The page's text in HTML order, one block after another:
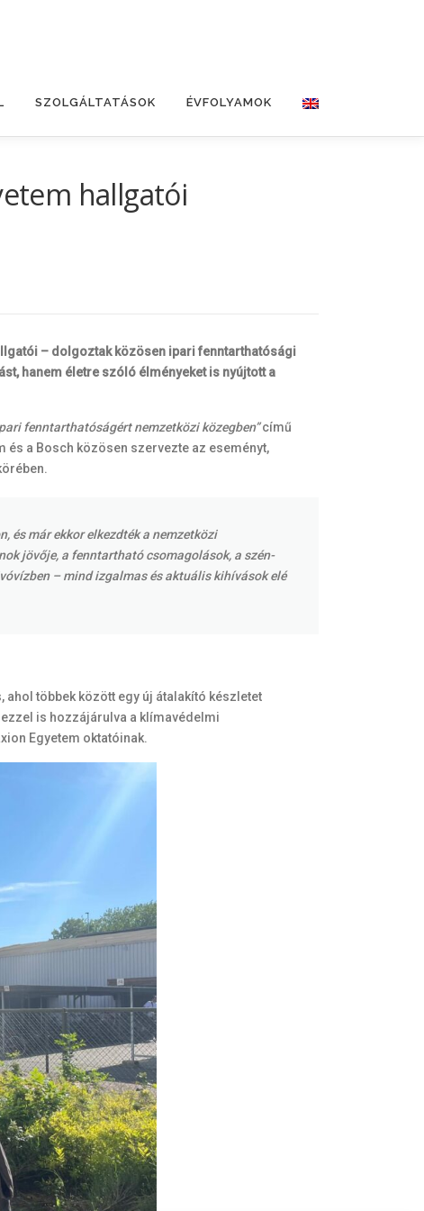
SZOLGÁLTATÁSOK ÉVFOLYAMOK
hallgatói
– dolgoztak közösen ipari fenntarthatósági
hanem életre szóló élményeket is nyújtott a
fenntarthatóságért nemzetközi közegben”című
a Bosch közösen szervezte az eseményt,
és már ekkor elkezdték a nemzetközi
jövője, a fenntartható csomagolások, a szén-
– mind izgalmas és aktuális kihívások elé
többek között egy új átalakító készletet
is hozzájárulva a klímavédelmi
Egyetem oktatóinak.